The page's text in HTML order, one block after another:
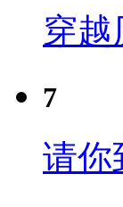
穿
7
请你